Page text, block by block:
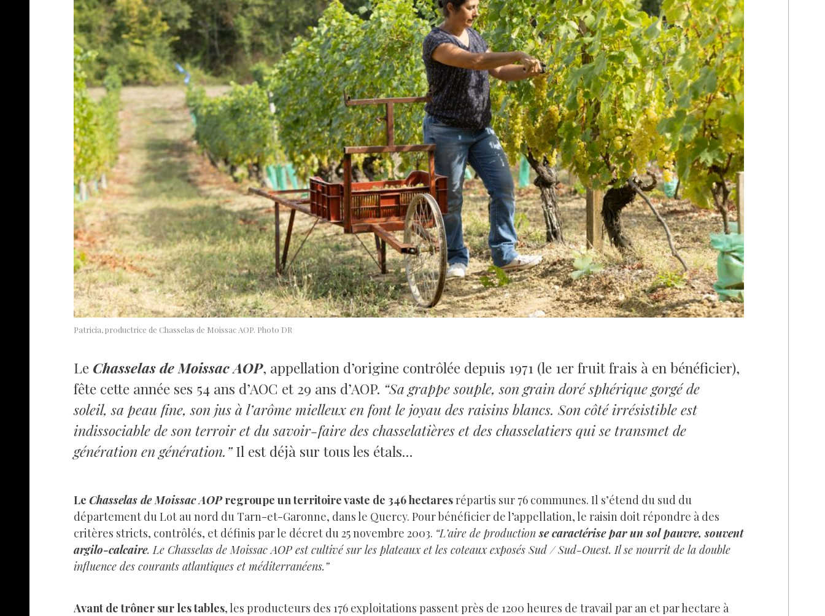
Patricia, productrice de Chasselas de Moissac AOP. Photo DR
Le Chasselas de Moissac AOP, appellation d’origine contrôlée depuis 1971 (le 1er fruit frais à en bénéficier),
fête cette année ses 54 ans d’AOC et 29 ans d’AOP. “Sa grappe souple, son grain doré sphérique gorgé de
soleil, sa peau fine, son jus à l’arôme mielleux en font le joyau des raisins blancs. Son côté irrésistible est
indissociable de son terroir et du savoir-faire des chasselatières et des chasselatiers qui se transmet de
génération en génération.”Il est déjà sur tous les étals…
Le Chasselas de Moissac AOPregroupe un territoire vaste de 346 hectaresrépartis sur 76 communes. Il s’étend du sud du
département du Lot au nord du Tarn-et-Garonne, dans le Quercy. Pour bénéficier de l’appellation, le raisin doit répondre à des
critères stricts, contrôlés, et définis par le décret du 25 novembre 2003. “L’aire de productionse caractérise par un sol pauvre, souvent
argilo-calcaire. Le Chasselas de Moissac AOP est cultivé sur les plateaux et les coteaux exposés Sud / Sud-Ouest. Il se nourrit de la double
influence des courants atlantiques et méditerranéens.”
Avant de trôner sur les tables, les producteurs des 176 exploitations passent près de 1200 heures de travail par an et par hectare à